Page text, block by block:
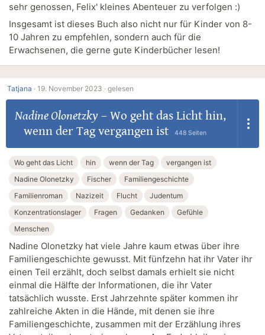
sehr genossen, Felix' kleines Abenteuer zu verfolgen :)
Insgesamt ist dieses Buch also nicht nur für Kinder von 8-
10 Jahren zu empfehlen, sondern auch für die
Erwachsenen, die gerne gute Kinderbücher lesen!
Tatjana · 19. November 2023 · gelesen
Nadine Olonetzky– Wo geht das Licht hin,
wenn der Tag vergangen ist
448 Seiten
Wo geht das Licht hin wenn der Tag
vergangen ist
Nadine Olonetzky
Fischer
Familiengeschichte
Familienroman
Nazizeit Flucht
Judentum
Konzentrationslager
Fragen Gedanken
Gefühle
Menschen
Nadine Olonetzky hat viele Jahre kaum etwas über ihre
Familiengeschichte gewusst. Mit fünfzehn hat ihr Vater ihr
einen Teil erzählt, doch selbst damals erhielt sie nicht
einmal die Hälfte der Informationen, die ihr Vater
tatsächlich wusste. Erst Jahrzehnte später kommen ihr
zahlreiche Akten in die Hände, mit denen sie ihre
Familiengeschichte, zusammen mit der Erzählung ihres